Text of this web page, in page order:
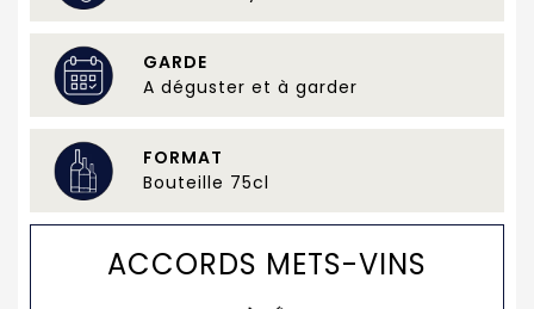
GARDE
A déguster et à garder
FORMAT
Bouteille 75cl
ACCORDS METS-VINS